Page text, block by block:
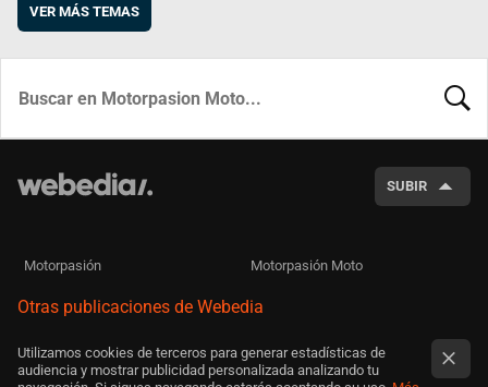
VER MÁS TEMAS
SUBIR
Motorpasión Motorpasión Moto
Otras publicaciones de Webedia
Utilizamos cookies de terceros para generar estadísticas de
audiencia y mostrar publicidad personalizada analizando tu